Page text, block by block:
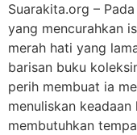
Suarakita.org –
yang mencurahkan
merah hati yang
barisan buku
perih membuat ia
menuliskan
membutuhkan